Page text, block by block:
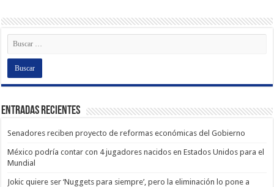
Entradas recientes
Senadores reciben proyecto de reformas económicas del Gobierno
México podría contar con 4 jugadores nacidos en Estados Unidos para el
Mundial
Jokic quiere ser ‘Nuggets para siempre’, pero la eliminación lo pone a